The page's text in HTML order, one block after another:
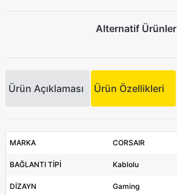
Alternatif Ürünler
Ürün Açıklaması Ürün Özellikleri
MARKA CORSAIR
BAĞLANTI TİPİ Kablolu
DİZAYN Gaming